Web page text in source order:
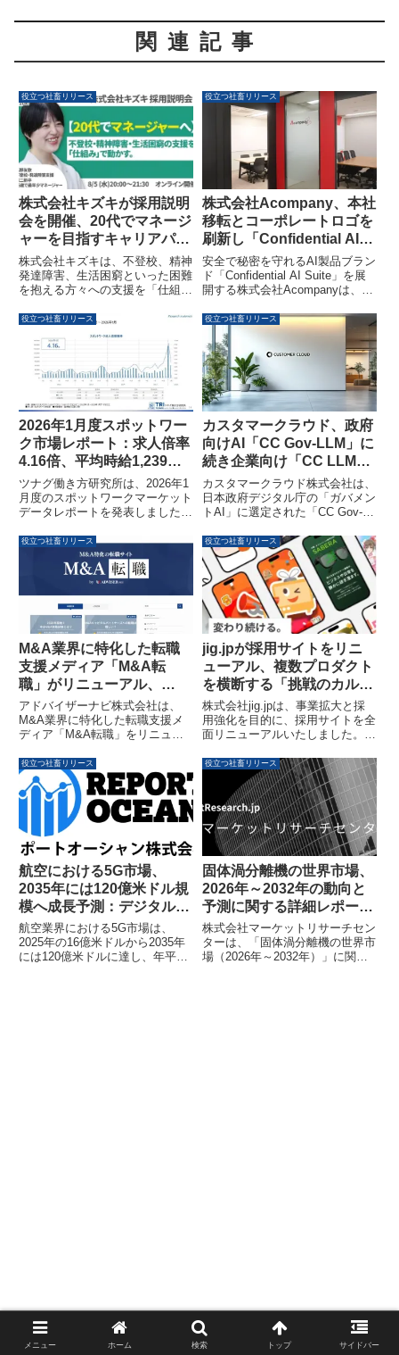
関連記事
役立つ社畜リリース
株式会社キズキが採用説明
会を開催、20代でマネージ
ャーを目指すキャリアパス
を提示
株式会社キズキは、不登校、精神
発達障害、生活困窮といった困難
を抱える方々への支援を「仕組
す。このたび、支援と自身の成
長、そして成果を追求したいと考
える方を対象に採用説明会を開催
します。年功序列にとらわれず、
20代から責任あるポジションで
活躍できるキャリアパスが紹介さ
れる予定です。
役立つ社畜リリース
株式会社Acompany、本社
移転とコーポレートロゴを
刷新し「Confidential AI
Suite」の展開を加速
安全で秘密を守れるAI製品ブラン
ド「Confidential AI Suite」を展
開する株式会社Acompanyは、事
新オフィスへ本社を移転いたしま
した。あわせて、ブランドの信頼
性と力強さを表現する新しいコー
ポレートロゴを公開しています。
役立つ社畜リリース
2026年1月度スポットワー
ク市場レポート：求人倍率
4.16倍、平均時給1,239円
と発表
ツナグ働き方研究所は、2026年1
月度のスポットワークマーケット
データレポートを発表しました。
単発で働くスポットワークの求人
倍率は4.16倍に達し、平均時給は
1,239円であることが明らかにな
役立つ社畜リリース
カスタマークラウド、政府
向けAI「CC Gov-LLM」に
続き企業向け「CC LLM」
導入サービスを開始
カスタマークラウド株式会社は、
日本政府デジタル庁の「ガバメン
トAI」に選定された「CC Gov-
の自社開発スーパーAI「CC
LLM」の導入サービスを開始しま
した。これにより、企業は自社専
用のAI環境を構築し、業務に特化
したAIサービスを継続的に開発・
活用できる「AIプロダクト生産工
場」モデルが提供されます。
役立つ社畜リリース
M&A業界に特化した転職
支援メディア「M&A転
職」がリニューアル、
2026年度新設の「中小
M&Aアドバイザー試験」
情報も発信
アドバイザーナビ株式会社は、
M&A業界に特化した転職支援メ
ディア「M&A転職」をリニュー
よるキャリアサポートと、2026
年度に新設される「中小M&Aア
ドバイザー試験」に関する情報発
信を強化し、M&A業界への転職
を希望する方をサポートします。
役立つ社畜リリース
jig.jpが採用サイトをリニ
ューアル、複数プロダクト
を横断する「挑戦のカルチ
ャー」を発信
株式会社jig.jpは、事業拡大と採
用強化を目的に、採用サイトを全
面リニューアルいたしました。多
を伝える採用オウンドメディアを
新設し、求職者との最適なマッチ
ングを目指します。
役立つ社畜リリース
航空における5G市場、
2035年には120億米ドル規
模へ成長予測：デジタル変
革を加速する年平均成長率
21.97%
航空業界における5G市場は、
2025年の16億米ドルから2035年
には120億米ドルに達し、年平均
役立つ社畜リリース
固体渦分離機の世界市場、
2026年～2032年の動向と
予測に関する詳細レポート
が発表されました
株式会社マーケットリサーチセン
ターは、「固体渦分離機の世界市
場（2026年～2032年）」に関す
メニュー ホーム 検索 トップ サイドバー